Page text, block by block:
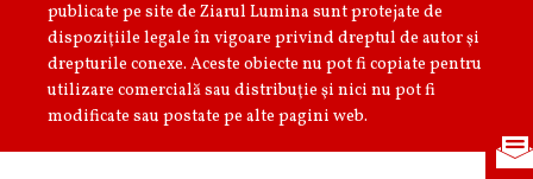
publicate pe site de Ziarul Lumina sunt protejate de
dispoziţiile legale în vigoare privind dreptul de autor şi
drepturile conexe. Aceste obiecte nu pot fi copiate pentru
utilizare comercială sau distribuţie şi nici nu pot fi
modificate sau postate pe alte pagini web.